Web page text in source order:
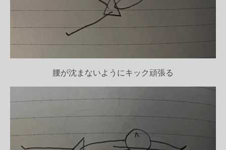
腰が沈まないようにキック頑張る